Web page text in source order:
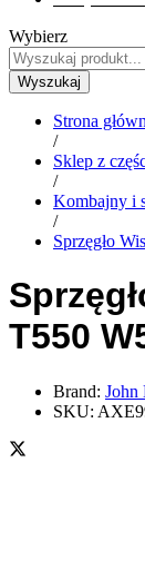
Wybierz
Wyszukaj
Strona
/
Sklep z
/
Kombajny i
/
Sprzęgło
T550
Brand: John
SKU: